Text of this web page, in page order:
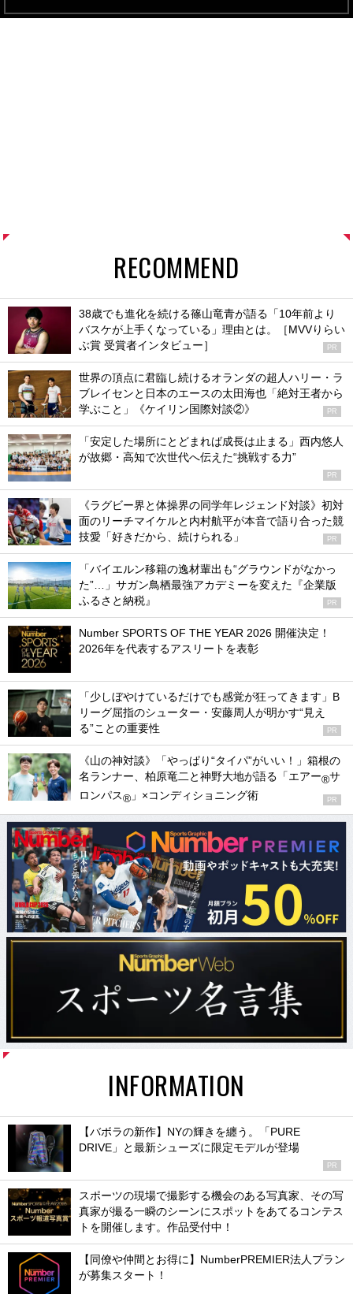
RECOMMEND
38歳でも進化を続ける篠山竜青が語る「10年前より
バスケが上手くなっている」理由とは。［MVVりらい
ぶ賞 受賞者インタビュー］
PR
世界の頂点に君臨し続けるオランダの超人ハリー・ラ
ブレイセンと日本のエースの太田海也「絶対王者から
学ぶこと」《ケイリン国際対談②》
PR
「安定した場所にとどまれば成長は止まる」西内悠人
が故郷・高知で次世代へ伝えた“挑戦する力”
PR
《ラグビー界と体操界の同学年レジェンド対談》初対
面のリーチマイケルと内村航平が本音で語り合った競
技愛「好きだから、続けられる」
PR
「バイエルン移籍の逸材輩出も“グラウンドがなかっ
た”…」サガン鳥栖最強アカデミーを変えた『企業版
ふるさと納税』
PR
Number SPORTS OF THE YEAR 2026 開催決定！
2026年を代表するアスリートを表彰
「少しぼやけているだけでも感覚が狂ってきます」B
リーグ屈指のシューター・安藤周人が明かす“見え
る”ことの重要性
PR
《山の神対談》「やっぱり“タイパ”がいい！」箱根の
名ランナー、柏原竜二と神野大地が語る「エアー®サ
ロンパス® 」×コンディショニング術 PR
INFORMATION
【バボラの新作】NYの輝きを纏う。「PURE
DRIVE」と最新シューズに限定モデルが登場
PR
スポーツの現場で撮影する機会のある写真家、その写
真家が撮る一瞬のシーンにスポットをあてるコンテス
トを開催します。作品受付中！
【同僚や仲間とお得に】NumberPREMIER法人プラン
が募集スタート！